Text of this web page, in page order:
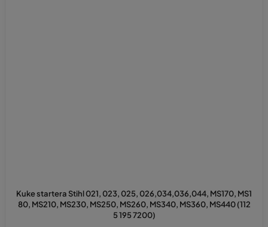
Kuke startera Stihl 021, 023, 025, 026,034,036,044, MS170, MS1
80, MS210, MS230, MS250, MS260, MS340, MS360, MS440 (112
5 195 7200)